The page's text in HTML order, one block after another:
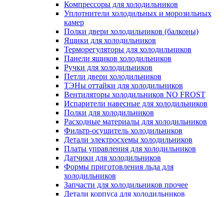
Компрессоры для холодильников
Уплотнители холодильных и морозильных
камер
Полки двери холодильников (балконы)
Ящики для холодильников
Терморегуляторы для холодильников
Панели ящиков холодильников
Ручки для холодильников
Петли двери холодильников
ТЭНы оттайки для холодильников
Вентиляторы холодильников NO FROST
Испарители навесные для холодильников
Полки для холодильников
Расходные материалы для холодильников
Фильтр-осушитель холодильников
Детали электросхемы холодильников
Платы управления для холодильников
Датчики для холодильников
Формы приготовления льда для
холодильников
Запчасти для холодильников прочее
Детали корпуса для холодильников